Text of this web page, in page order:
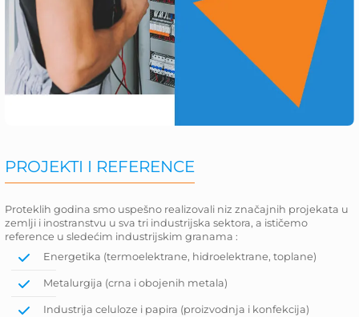
PROJEKTI I REFERENCE
Proteklih godina smo uspešno realizovali niz značajnih projekata u
zemlji i inostranstvu u sva tri industrijska sektora, a ističemo
reference u sledećim industrijskim granama :
Energetika (termoelektrane, hidroelektrane, toplane)
Metalurgija (crna i obojenih metala)
Industrija celuloze i papira (proizvodnja i konfekcija)